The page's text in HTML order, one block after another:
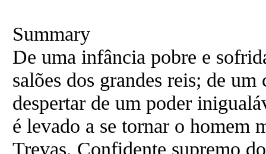
Summary
De uma infância pobre e
salões dos grandes reis; de um
despertar de um poder
é levado a se tornar o homem
Trevas. Confidente supremo